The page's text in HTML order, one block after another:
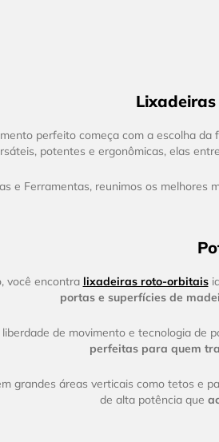
perfeito começa com a escolha da
potentes e ergonômicas, elas
e Ferramentas, reunimos os melhores
você encontra lixadeiras roto-orbitais
portas e superfícies de
de movimento e tecnologia de
perfeitas para quem
grandes áreas verticais como tetos e
de alta potência que